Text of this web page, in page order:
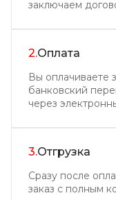
заключаем
2.Оплата
Вы оплачиваете
банковский
через
3.Отгрузка
Сразу после
заказ с полным